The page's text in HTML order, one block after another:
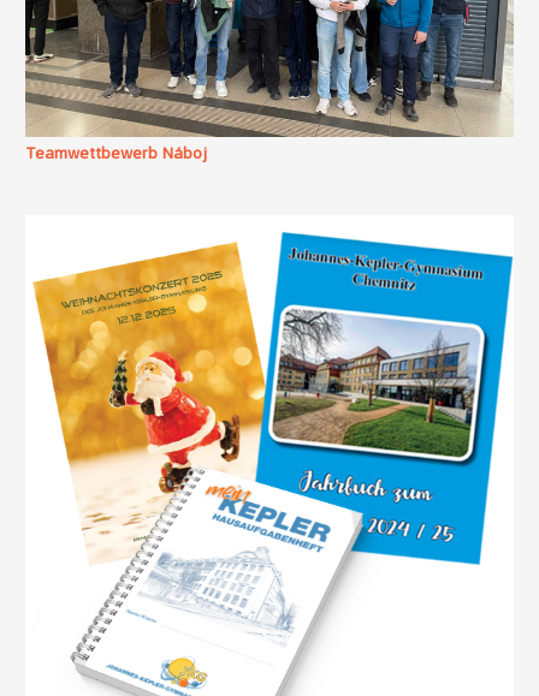
Teamwettbewerb Náboj